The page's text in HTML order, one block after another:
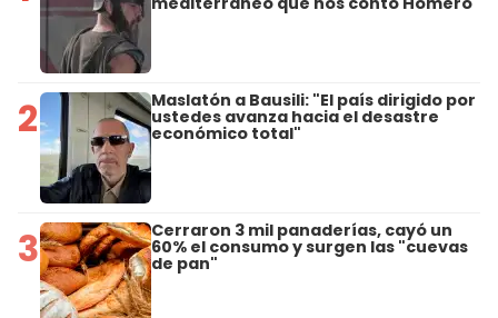
2 Maslatón a Bausili: "El país dirigido por
ustedes avanza hacia el desastre
económico total"
3 Cerraron 3 mil panaderías, cayó un
60% el consumo y surgen las "cuevas
de pan"